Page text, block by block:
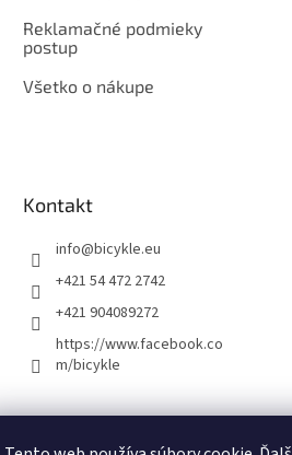
Reklamačné podmieky
postup
Všetko o nákupe
Kontakt
info@bicykle.eu
+421 54 472 2742
+421 904089272
https://www.facebook.co
m/bicykle